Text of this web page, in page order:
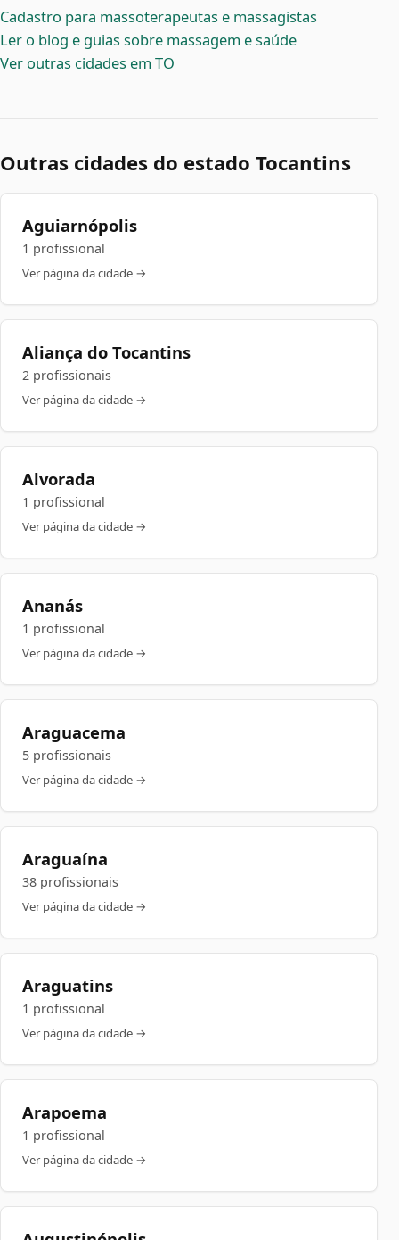
Cadastro para massoterapeutas e massagistas
Ler o blog e guias sobre massagem e saúde
Ver outras cidades em TO
Outras cidades do estado Tocantins
Aguiarnópolis
1 profissional
Ver página da cidade →
Aliança do Tocantins
2 profissionais
Ver página da cidade →
Alvorada
1 profissional
Ver página da cidade →
Ananás
1 profissional
Ver página da cidade →
Araguacema
5 profissionais
Ver página da cidade →
Araguaína
38 profissionais
Ver página da cidade →
Araguatins
1 profissional
Ver página da cidade →
Arapoema
1 profissional
Ver página da cidade →